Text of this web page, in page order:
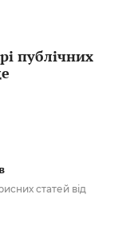
публічних
статей від